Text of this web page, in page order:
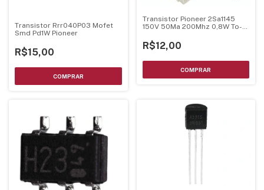
Transistor Rrr040P03 Mofet
Smd Pd1W Pioneer
R$15,00
Transistor Pioneer 2Sa1145
150V 50Ma 200Mhz 0,8W To-
R$12,00